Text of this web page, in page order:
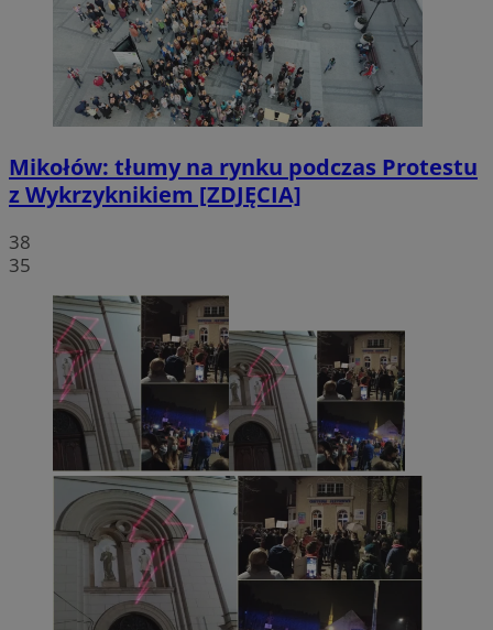
Mikołów: tłumy na rynku podczas Protestu
z Wykrzyknikiem [ZDJĘCIA]
38
35